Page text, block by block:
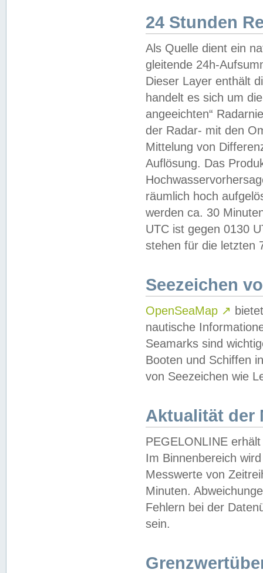
24 Stunden
Als Quelle dient ein
gleitende 24h-
Dieser Layer enthält
handelt es sich um
angeeichten“
der Radar- mit den
Mittelung von
Auflösung. Das
räumlich hoch
werden ca. 30
UTC ist gegen 0130
stehen für die letzten
Seezeichen
OpenSeaMap ↗
nautische
Seamarks sind
Booten und Schiffen
von Seezeichen wie
Aktualität der
PEGELONLINE
Im Binnenbereich
Messwerte von
Minuten.
Fehlern bei der
sein.